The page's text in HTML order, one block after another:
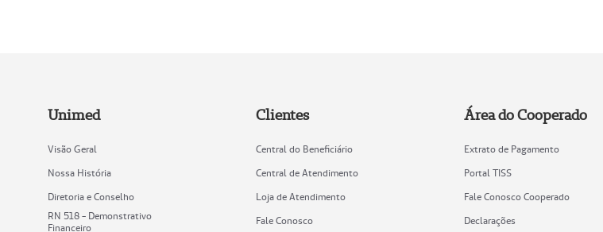
Unimed
Visão Geral
Nossa História
Diretoria e Conselho
RN 518 - Demonstrativo
Financeiro
Clientes
Central do Beneficiário
Central de Atendimento
Loja de Atendimento
Fale Conosco
Área do Cooperado
Extrato de Pagamento
Portal TISS
Fale Conosco Cooperado
Declarações